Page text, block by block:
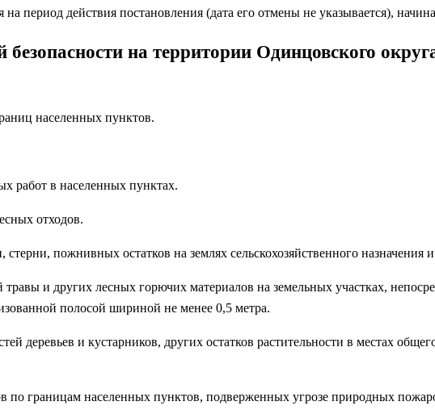
на период действия постановления (дата его отмены не указывается),
на территории Одинцовского
населенных пунктов.
работ в населенных пунктах.
отходов.
пожнивных остатков на землях сельскохозяйственного назначения
травы и других лесных горючих материалов на земельных участках,
полосой шириной не менее 0,5 метра.
деревьев и кустарников, других остатков растительности в местах
по границам населенных пунктов, подверженных угрозе природных